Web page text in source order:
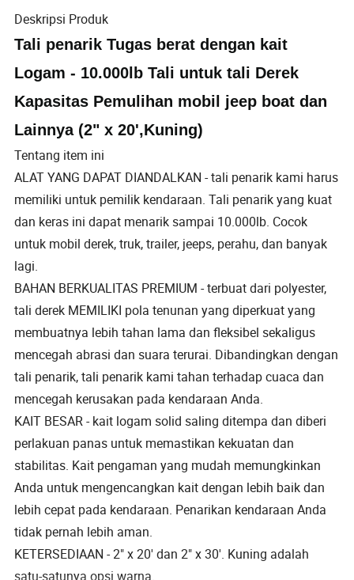
Deskripsi Produk
Tali penarik Tugas berat dengan kait
Logam - 10.000lb Tali untuk tali Derek
Kapasitas Pemulihan mobil jeep boat dan
Lainnya (2" x 20',Kuning)
Tentang item ini
ALAT YANG DAPAT DIANDALKAN - tali penarik kami harus
memiliki untuk pemilik kendaraan. Tali penarik yang kuat
dan keras ini dapat menarik sampai 10.000lb. Cocok
untuk mobil derek, truk, trailer, jeeps, perahu, dan banyak
lagi.
BAHAN BERKUALITAS PREMIUM - terbuat dari polyester,
tali derek MEMILIKI pola tenunan yang diperkuat yang
membuatnya lebih tahan lama dan fleksibel sekaligus
mencegah abrasi dan suara terurai. Dibandingkan dengan
tali penarik, tali penarik kami tahan terhadap cuaca dan
mencegah kerusakan pada kendaraan Anda.
KAIT BESAR - kait logam solid saling ditempa dan diberi
perlakuan panas untuk memastikan kekuatan dan
stabilitas. Kait pengaman yang mudah memungkinkan
Anda untuk mengencangkan kait dengan lebih baik dan
lebih cepat pada kendaraan. Penarikan kendaraan Anda
tidak pernah lebih aman.
KETERSEDIAAN - 2" x 20' dan 2" x 30'. Kuning adalah
satu-satunya opsi warna.